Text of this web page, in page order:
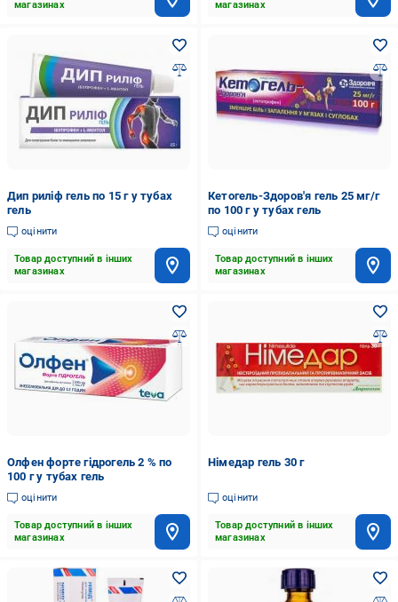
магазинах
магазинах
Дип риліф гель по 15 г у тубах
гель
оцінити
Товар доступний в інших
магазинах
Кетогель-Здоров'я гель 25 мг/г
по 100 г у тубах гель
оцінити
Товар доступний в інших
магазинах
Олфен форте гідрогель 2 % по
100 г у тубах гель
оцінити
Товар доступний в інших
магазинах
Німедар гель 30 г
оцінити
Товар доступний в інших
магазинах